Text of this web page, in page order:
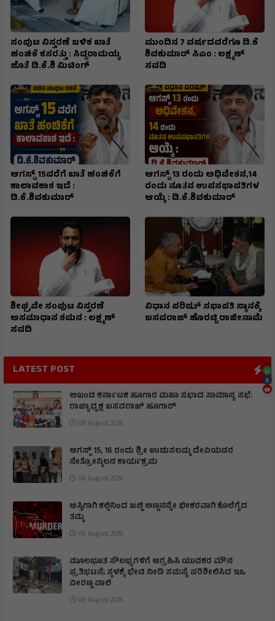
ಸಂಪುಟ ವಿಸ್ತರಣೆ ಬಳಿಕ ಖಾತೆ
ಹಂಚಿಕೆ ಕಸರತ್ತು : ಸಿದ್ದರಾಮಯ್ಯ
ಜೊತೆ ಡಿ.ಕೆ.ಶಿ ಮಿಟಿಂಗ್
ಮುಂದಿನ 7 ವರ್ಷದವರೆಗೂ ಡಿ.ಕೆ
ಶಿವಕುಮಾರ್ ಸಿಎಂ : ಲಕ್ಷ್ಮಣ್
ಸವದಿ
ಆಗಸ್ಟ್ 15ವರೆಗೆ ಖಾತೆ ಹಂಚಿಕೆಗೆ
ಕಾಲಾವಕಾಶ ಇದೆ :
ಡಿ.ಕೆ.ಶಿವಕುಮಾರ್
ಆಗಸ್ಟ್ 13 ರಂದು ಅಧಿವೇಶನ,14
ರಂದು ನೂತನ ಉಪಸಭಾಪತಿಗಳ
ಆಯ್ಕೆ : ಡಿ.ಕೆ.ಶಿವಕುಮಾರ್
ಶೀಘ್ರವೇ ಸಂಪುಟ ವಿಸ್ತರಣೆ
ಅಸಮಾಧಾನ ಶಮನ : ಲಕ್ಷ್ಮಣ್
ಸವದಿ
ವಿಧಾನ ಪರಿಷತ್ ಸಭಾಪತಿ ಸ್ಥಾನಕ್ಕೆ
ಬಸವರಾಜ್ ಹೊರಟ್ಟಿ ರಾಜೀನಾಮೆ
LATEST POST
ಅಖಂಡ ಕರ್ನಾಟಕ ಹೂಗಾರ ಮಹಾ ಸಭಾದ ಸಾಮಾನ್ಯ ಸಭೆ:
ರಾಜ್ಯಾಧ್ಯಕ್ಷ ಬಸವರಾಜ್ ಹೂಗಾರ್
08 August 2026
ಆಗಸ್ಟ್ 15, 16 ರಂದು ಶ್ರೀ ಉಡುಸಲಮ್ಮ ದೇವಿಯವರ
ನೇತ್ರೋನ್ಮಿಲನ‌ ಕಾರ್ಯಕ್ರಮ
08 August 2026
ಆಸ್ತಿಗಾಗಿ ಕಲ್ಲಿನಿಂದ ಜಜ್ಜಿ ಅಣ್ಣನನ್ನೇ ಭೀಕರವಾಗಿ ಕೊಲೆಗೈದ
ತಮ್ಮ
08 August 2026
ಮೂಲಭೂತ ಸೌಲಭ್ಯಗಳಿಗೆ ಆಗ್ರಹಿಸಿ ಯುವಕರ ಮೌನ
ಪ್ರತಿಭಟನೆ; ಸ್ಥಳಕ್ಕೆ ಭೇಟಿ ನೀಡಿ ಸಮಸ್ಯೆ ಪರಿಶೀಲಿಸಿದ ಇಒ
ವೀರಣ್ಣ ವಾಲಿ
08 August 2026